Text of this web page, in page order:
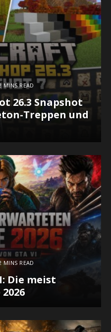
MINS READ
26.3 Snapshot
Treppen und
MINS READ
Die meist